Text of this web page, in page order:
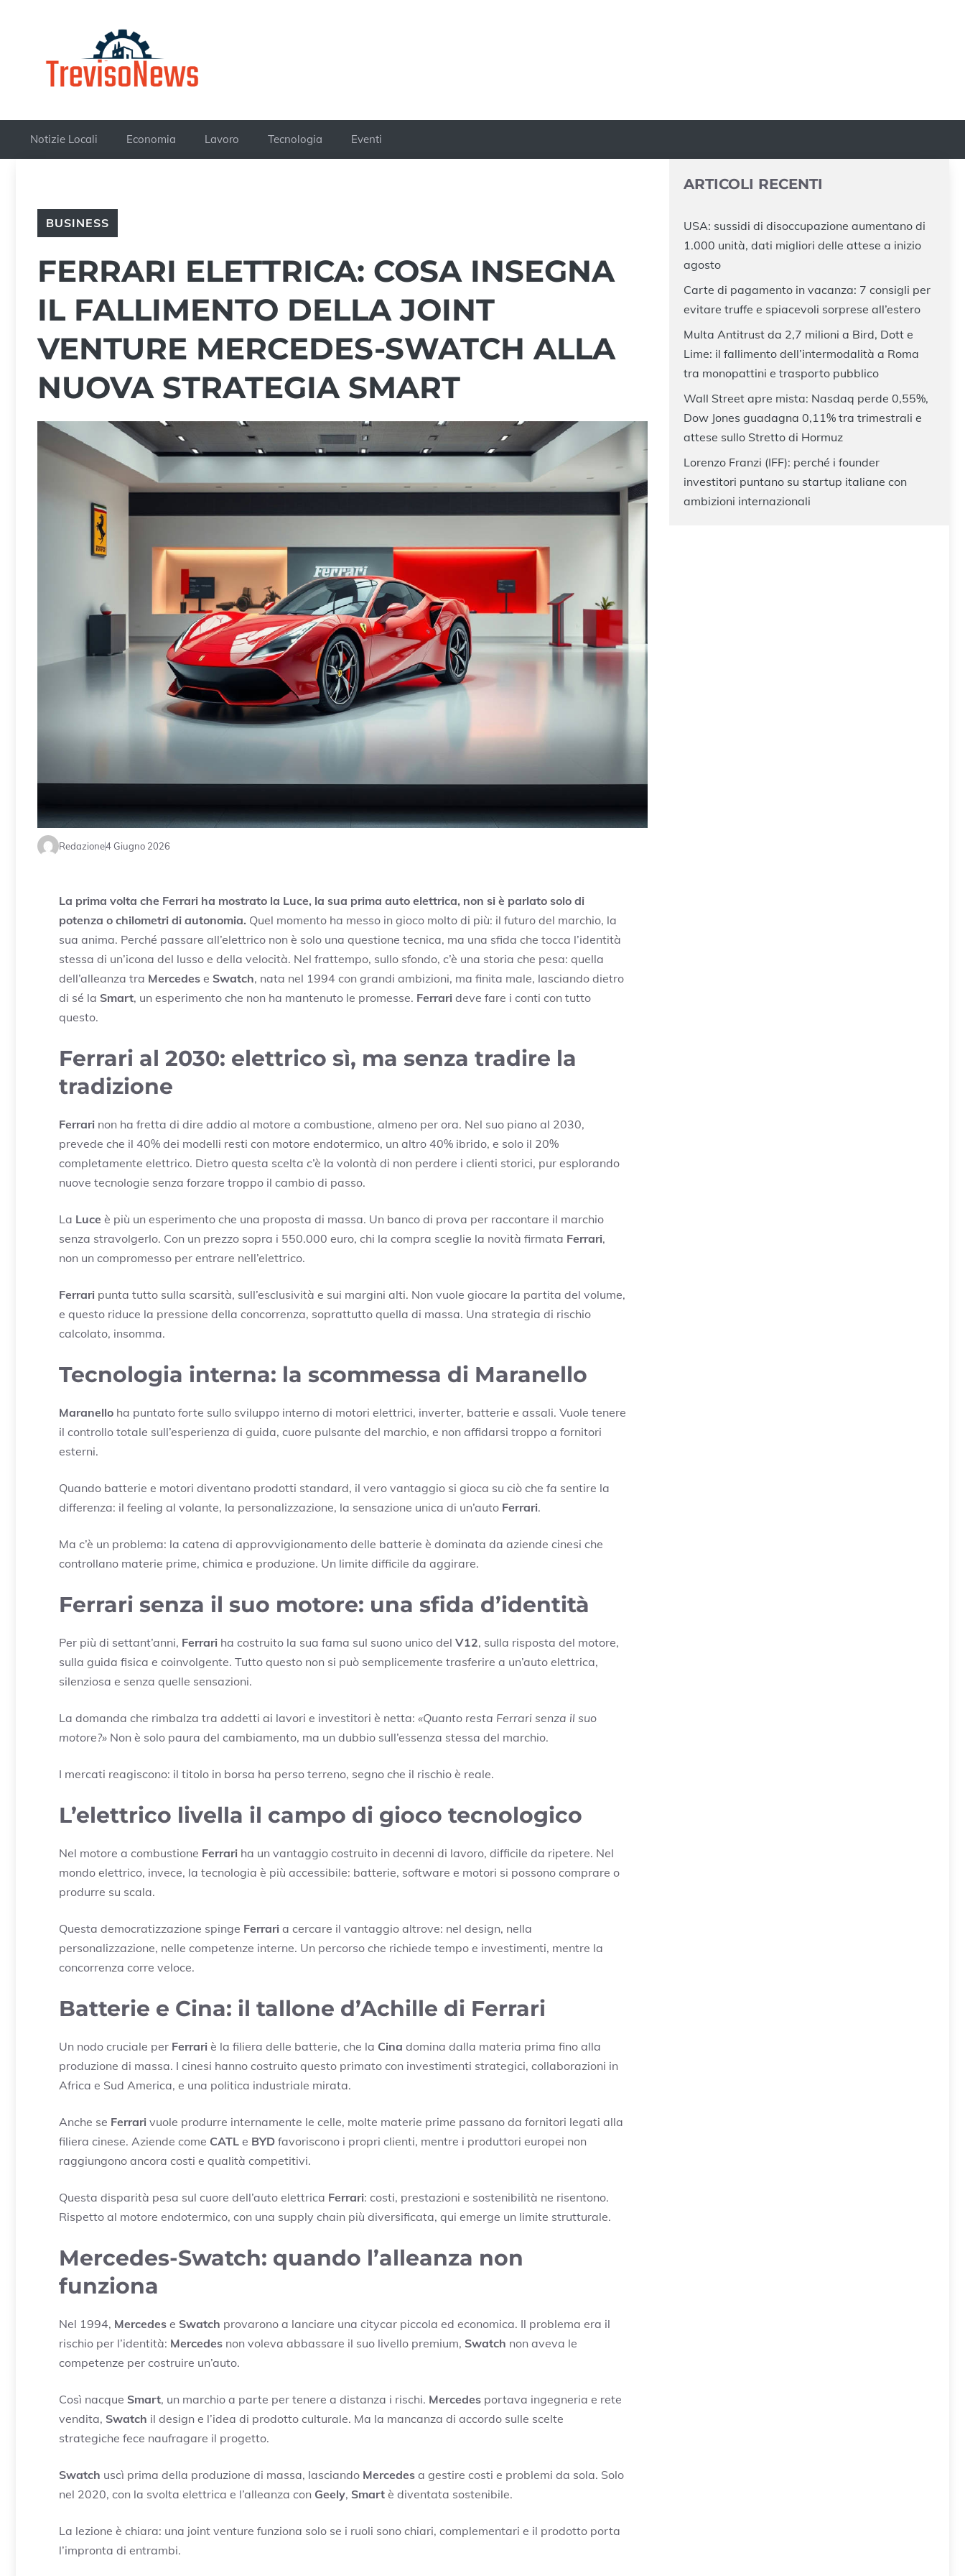
Notizie Locali Economia Lavoro Tecnologia Eventi
BUSINESS
FERRARI ELETTRICA: COSA INSEGNA
IL FALLIMENTO DELLA JOINT
VENTURE MERCEDES-SWATCH ALLA
NUOVA STRATEGIA SMART
Redazione4 Giugno 2026
La prima volta che Ferrari ha mostrato la Luce, la sua prima auto elettrica, non si è parlato solo di
potenza o chilometri di autonomia. Quel momento ha messo in gioco molto di più: il futuro del marchio, la
sua anima. Perché passare all’elettrico non è solo una questione tecnica, ma una sfida che tocca l’identità
stessa di un’icona del lusso e della velocità. Nel frattempo, sullo sfondo, c’è una storia che pesa: quella
dell’alleanza tra Mercedes e Swatch, nata nel 1994 con grandi ambizioni, ma finita male, lasciando dietro
di sé la Smart, un esperimento che non ha mantenuto le promesse. Ferrari deve fare i conti con tutto
questo.
Ferrari al 2030: elettrico sì, ma senza tradire la
tradizione
Ferrari non ha fretta di dire addio al motore a combustione, almeno per ora. Nel suo piano al 2030,
prevede che il 40% dei modelli resti con motore endotermico, un altro 40% ibrido, e solo il 20%
completamente elettrico. Dietro questa scelta c’è la volontà di non perdere i clienti storici, pur esplorando
nuove tecnologie senza forzare troppo il cambio di passo.
La Luce è più un esperimento che una proposta di massa. Un banco di prova per raccontare il marchio
senza stravolgerlo. Con un prezzo sopra i 550.000 euro, chi la compra sceglie la novità firmata Ferrari,
non un compromesso per entrare nell’elettrico.
Ferrari punta tutto sulla scarsità, sull’esclusività e sui margini alti. Non vuole giocare la partita del volume,
e questo riduce la pressione della concorrenza, soprattutto quella di massa. Una strategia di rischio
calcolato, insomma.
Tecnologia interna: la scommessa di Maranello
Maranello ha puntato forte sullo sviluppo interno di motori elettrici, inverter, batterie e assali. Vuole tenere
il controllo totale sull’esperienza di guida, cuore pulsante del marchio, e non affidarsi troppo a fornitori
esterni.
Quando batterie e motori diventano prodotti standard, il vero vantaggio si gioca su ciò che fa sentire la
differenza: il feeling al volante, la personalizzazione, la sensazione unica di un’auto Ferrari.
Ma c’è un problema: la catena di approvvigionamento delle batterie è dominata da aziende cinesi che
controllano materie prime, chimica e produzione. Un limite difficile da aggirare.
Ferrari senza il suo motore: una sfida d’identità
Per più di settant’anni, Ferrari ha costruito la sua fama sul suono unico del V12, sulla risposta del motore,
sulla guida fisica e coinvolgente. Tutto questo non si può semplicemente trasferire a un’auto elettrica,
silenziosa e senza quelle sensazioni.
La domanda che rimbalza tra addetti ai lavori e investitori è netta: «Quanto resta Ferrari senza il suo
motore?» Non è solo paura del cambiamento, ma un dubbio sull’essenza stessa del marchio.
I mercati reagiscono: il titolo in borsa ha perso terreno, segno che il rischio è reale.
L’elettrico livella il campo di gioco tecnologico
Nel motore a combustione Ferrari ha un vantaggio costruito in decenni di lavoro, difficile da ripetere. Nel
mondo elettrico, invece, la tecnologia è più accessibile: batterie, software e motori si possono comprare o
produrre su scala.
Questa democratizzazione spinge Ferrari a cercare il vantaggio altrove: nel design, nella
personalizzazione, nelle competenze interne. Un percorso che richiede tempo e investimenti, mentre la
concorrenza corre veloce.
Batterie e Cina: il tallone d’Achille di Ferrari
Un nodo cruciale per Ferrari è la filiera delle batterie, che la Cina domina dalla materia prima fino alla
produzione di massa. I cinesi hanno costruito questo primato con investimenti strategici, collaborazioni in
Africa e Sud America, e una politica industriale mirata.
Anche se Ferrari vuole produrre internamente le celle, molte materie prime passano da fornitori legati alla
filiera cinese. Aziende come CATL e BYD favoriscono i propri clienti, mentre i produttori europei non
raggiungono ancora costi e qualità competitivi.
Questa disparità pesa sul cuore dell’auto elettrica Ferrari: costi, prestazioni e sostenibilità ne risentono.
Rispetto al motore endotermico, con una supply chain più diversificata, qui emerge un limite strutturale.
Mercedes-Swatch: quando l’alleanza non
funziona
Nel 1994, Mercedes e Swatch provarono a lanciare una citycar piccola ed economica. Il problema era il
rischio per l’identità: Mercedes non voleva abbassare il suo livello premium, Swatch non aveva le
competenze per costruire un’auto.
Così nacque Smart, un marchio a parte per tenere a distanza i rischi. Mercedes portava ingegneria e rete
vendita, Swatch il design e l’idea di prodotto culturale. Ma la mancanza di accordo sulle scelte
strategiche fece naufragare il progetto.
Swatch uscì prima della produzione di massa, lasciando Mercedes a gestire costi e problemi da sola. Solo
nel 2020, con la svolta elettrica e l’alleanza con Geely, Smart è diventata sostenibile.
La lezione è chiara: una joint venture funziona solo se i ruoli sono chiari, complementari e il prodotto porta
l’impronta di entrambi.
ARTICOLI RECENTI
USA: sussidi di disoccupazione aumentano di
1.000 unità, dati migliori delle attese a inizio
agosto
Carte di pagamento in vacanza: 7 consigli per
evitare truffe e spiacevoli sorprese all’estero
Multa Antitrust da 2,7 milioni a Bird, Dott e
Lime: il fallimento dell’intermodalità a Roma
tra monopattini e trasporto pubblico
Wall Street apre mista: Nasdaq perde 0,55%,
Dow Jones guadagna 0,11% tra trimestrali e
attese sullo Stretto di Hormuz
Lorenzo Franzi (IFF): perché i founder
investitori puntano su startup italiane con
ambizioni internazionali